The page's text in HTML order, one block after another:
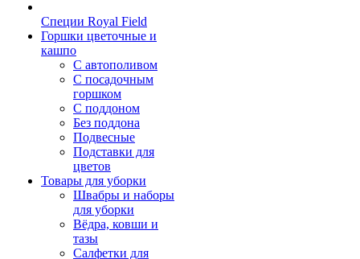
Специи Royal Field
Горшки цветочные и
кашпо
С автополивом
С посадочным
горшком
С поддоном
Без поддона
Подвесные
Подставки для
цветов
Товары для уборки
Швабры и наборы
для уборки
Вёдра, ковши и
тазы
Салфетки для